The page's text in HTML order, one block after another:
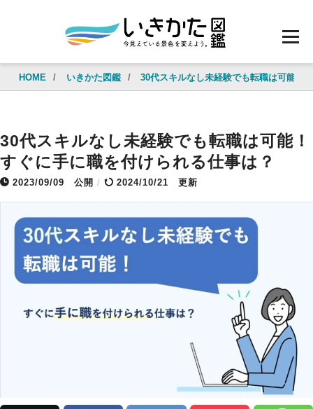
HOME / いきかた図鑑 / 30代スキルなし未経験でも転職は可能！
30代スキルなし未経験でも転職は可能！
すぐに手に職を付けられる仕事は？
2023/09/09 公開 / 2024/10/21 更新